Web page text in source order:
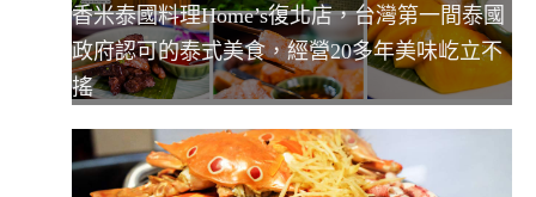
香米泰國料理Home’s復北店，台灣第一間泰國
政府認可的泰式美食，經營20多年美味屹立不
搖